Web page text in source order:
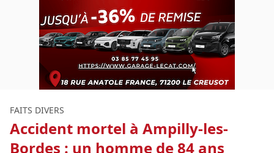
FAITS DIVERS
Accident mortel à Ampilly-les-
Bordes : un homme de 84 ans